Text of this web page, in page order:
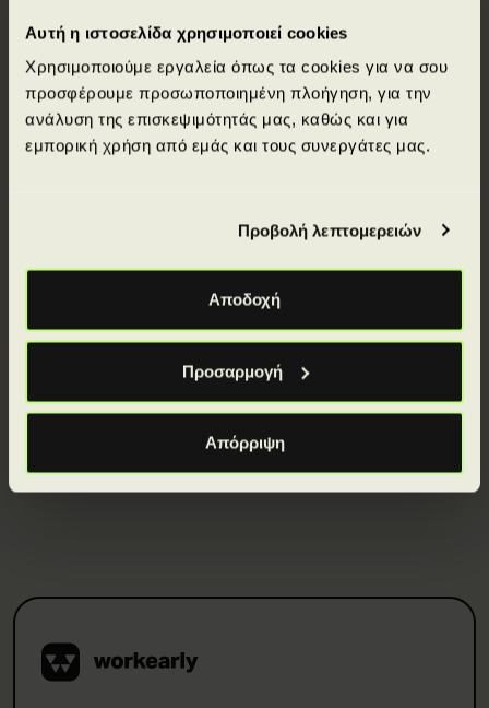
Αυτή η ιστοσελίδα χρησιμοποιεί cookies
Χρησιμοποιούμε εργαλεία όπως τα cookies για να σου
προσφέρουμε προσωποποιημένη πλοήγηση, για την
ανάλυση της επισκεψιμότητάς μας, καθώς και για
εμπορική χρήση από εμάς και τους συνεργάτες μας.
Προβολή λεπτομερειών
Αποδοχή
Προσαρμογή
Απόρριψη
meaningful professional relationships, and applying
critical thinking and problem-solving skills in modern
workplace environments. Additionally, they can adapt
to evolving workplace demands and proactively
create new career opportunities.
Απόκτησε πιστοποιήσεις από κορυφαίους
διεθνείς φορείς.